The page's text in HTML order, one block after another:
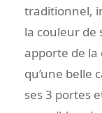
traditionnel,
la couleur de
apporte de la
qu’une belle
ses 3 portes